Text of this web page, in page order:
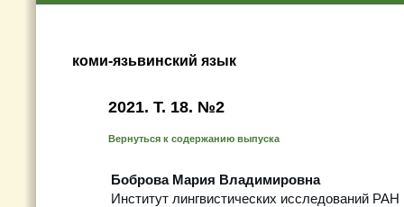
коми-язьвинский язык
2021. Т. 18. №2
Вернуться к содержанию выпуска
Боброва Мария Владимировна
Институт лингвистических исследований РАН